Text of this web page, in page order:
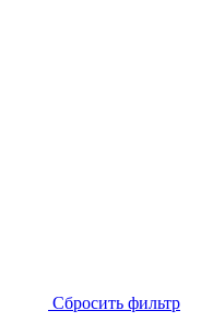
Сбросить фильтр